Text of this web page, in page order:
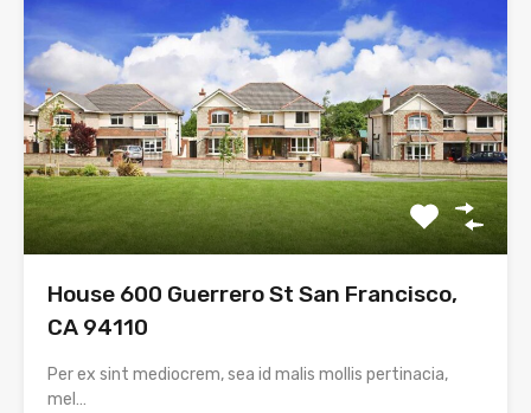
House 600 Guerrero St San Francisco,
CA 94110
Per ex sint mediocrem, sea id malis mollis pertinacia,
mel…